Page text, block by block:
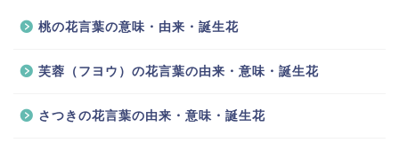
桃の花言葉の意味・由来・誕生花
芙蓉（フヨウ）の花言葉の由来・意味・誕生花
さつきの花言葉の由来・意味・誕生花